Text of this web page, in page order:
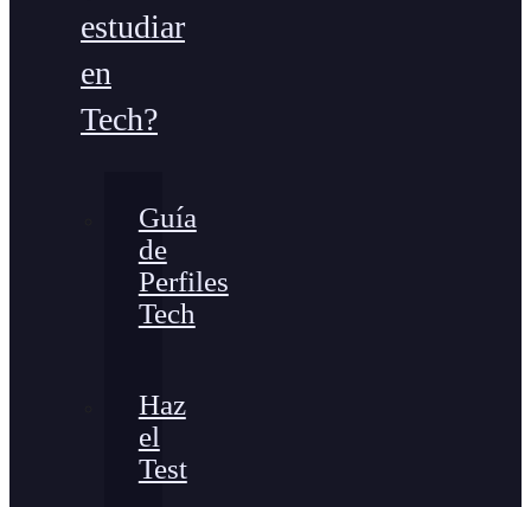
estudiar
en
Tech?
Guía
de
Perfiles
Tech
Haz
el
Test